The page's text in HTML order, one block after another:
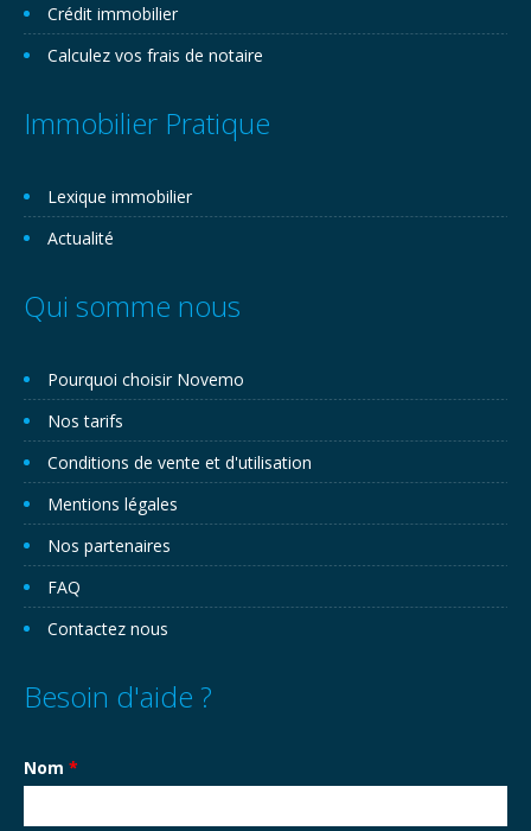
Crédit immobilier
Calculez vos frais de notaire
Immobilier Pratique
Lexique immobilier
Actualité
Qui somme nous
Pourquoi choisir Novemo
Nos tarifs
Conditions de vente et d'utilisation
Mentions légales
Nos partenaires
FAQ
Contactez nous
Besoin d'aide ?
Nom *